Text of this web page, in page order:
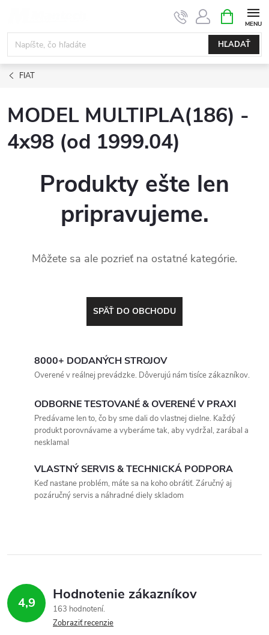
obsah
HĽADAŤ
KOŠÍK
FIAT
MODEL MULTIPLA(186) -
4x98 (od 1999.04)
Produkty ešte len
pripravujeme.
Môžete sa ale pozrieť na ostatné kategórie.
SPÄŤ DO OBCHODU
8000+ DODANÝCH STROJOV
Overené v reálnej prevádzke. Dôverujú nám tisíce zákazníkov.
ODBORNE TESTOVANÉ & OVERENÉ V PRAXI
Predávame len to, čo by sme dali do vlastnej dielne. Každý
produkt porovnávame a vyberáme tak, aby vydržal, zarábal a
nesklamal
VLASTNÝ SERVIS & TECHNICKÁ PODPORA
Keď nastane problém, máte sa na koho obrátiť. Záručný aj
pozáručný servis a náhradné diely skladom
4,9 Hodnotenie zákazníkov
163 hodnotení
Zobraziť recenzie